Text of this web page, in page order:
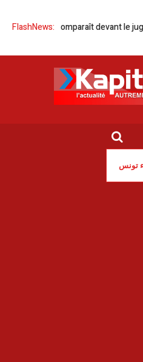
FlashNews:
comparaît devant le juge
تونس